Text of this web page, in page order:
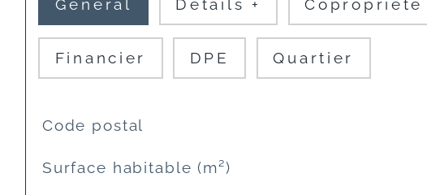
Général Détails + Copropriété
Financier DPE Quartier
TRAD_SIROCCO_Caracteristique
Code postal
Surface habitable (m²)